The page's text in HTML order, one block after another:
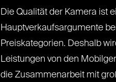
Die Qualität der Kamera ist
Hauptverkaufsargumente
Preiskategorien. Deshalb
Leistungen von den
die Zusammenarbeit mit